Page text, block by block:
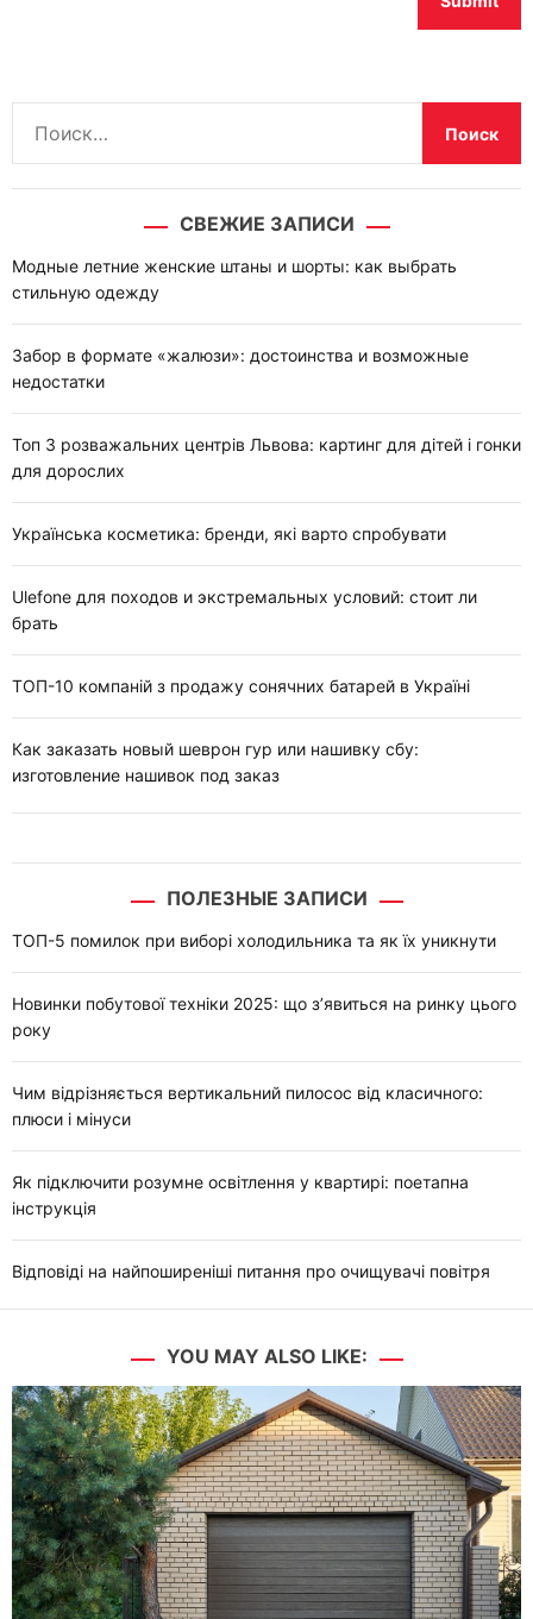
:
СВЕЖИЕ ЗАПИСИ
Модные летние женские штаны и шорты: как выбрать
стильную одежду
Забор в формате «жалюзи»: достоинства и возможные
недостатки
Топ 3 розважальних центрів Львова: картинг для дітей і гонки
для дорослих
Українська косметика: бренди, які варто спробувати
Ulefone для походов и экстремальных условий: стоит ли
брать
ТОП-10 компаній з продажу сонячних батарей в Україні
Как заказать новый шеврон гур или нашивку сбу:
изготовление нашивок под заказ
ПОЛЕЗНЫЕ ЗАПИСИ
ТОП-5 помилок при виборі холодильника та як їх уникнути
Новинки побутової техніки 2025: що з’явиться на ринку цього
року
Чим відрізняється вертикальний пилосос від класичного:
плюси і мінуси
Як підключити розумне освітлення у квартирі: поетапна
інструкція
Відповіді на найпоширеніші питання про очищувачі повітря
YOU MAY ALSO LIKE: